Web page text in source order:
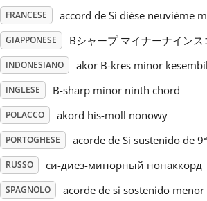
Tiếng Việt
Türkçe
Українська
简体中文
繁體中文
FRANCESE accord de Si dièse neuvième
GIAPPONESE Bシャープ マイナーナインス
INDONESIANO akor B-kres minor
INGLESE B-sharp minor ninth chord
POLACCO akord his-moll nonowy
PORTOGHESE acorde de Si sustenido de
RUSSO си-диез-минорный нонаккорд
SPAGNOLO acorde de si sostenido